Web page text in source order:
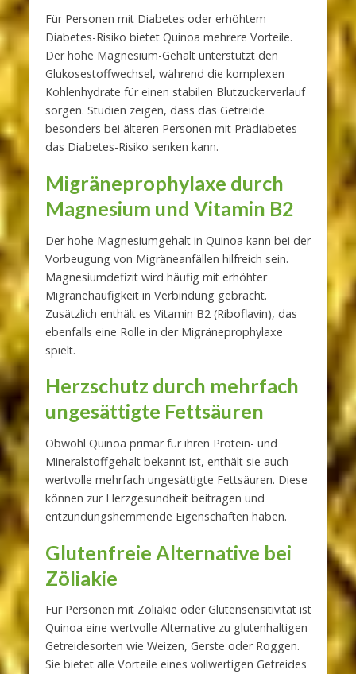
Für Personen mit Diabetes oder erhöhtem
Diabetes-Risiko bietet Quinoa mehrere Vorteile.
Der hohe Magnesium-Gehalt unterstützt den
Glukosestoffwechsel, während die komplexen
Kohlenhydrate für einen stabilen Blutzuckerverlauf
sorgen. Studien zeigen, dass das Getreide
besonders bei älteren Personen mit Prädiabetes
das Diabetes-Risiko senken kann.
Migräneprophylaxe durch
Magnesium und Vitamin B2
Der hohe Magnesiumgehalt in Quinoa kann bei der
Vorbeugung von Migräneanfällen hilfreich sein.
Magnesiumdefizit wird häufig mit erhöhter
Migränehäufigkeit in Verbindung gebracht.
Zusätzlich enthält es Vitamin B2 (Riboflavin), das
ebenfalls eine Rolle in der Migräneprophylaxe
spielt.
Herzschutz durch mehrfach
ungesättigte Fettsäuren
Obwohl Quinoa primär für ihren Protein- und
Mineralstoffgehalt bekannt ist, enthält sie auch
wertvolle mehrfach ungesättigte Fettsäuren. Diese
können zur Herzgesundheit beitragen und
entzündungshemmende Eigenschaften haben.
Glutenfreie Alternative bei
Zöliakie
Für Personen mit Zöliakie oder Glutensensitivität ist
Quinoa eine wertvolle Alternative zu glutenhaltigen
Getreidesorten wie Weizen, Gerste oder Roggen.
Sie bietet alle Vorteile eines vollwertigen Getreides